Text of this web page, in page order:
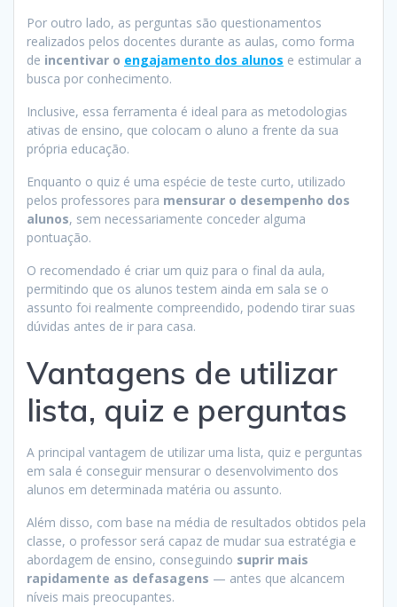
Por outro lado, as perguntas são questionamentos
realizados pelos docentes durante as aulas, como forma
de incentivar o engajamento dos alunos e estimular a
busca por conhecimento.
Inclusive, essa ferramenta é ideal para as metodologias
ativas de ensino, que colocam o aluno a frente da sua
própria educação.
Enquanto o quiz é uma espécie de teste curto, utilizado
pelos professores para mensurar o desempenho dos
alunos, sem necessariamente conceder alguma
pontuação.
O recomendado é criar um quiz para o final da aula,
permitindo que os alunos testem ainda em sala se o
assunto foi realmente compreendido, podendo tirar suas
dúvidas antes de ir para casa.
Vantagens de utilizar
lista, quiz e perguntas
A principal vantagem de utilizar uma lista, quiz e perguntas
em sala é conseguir mensurar o desenvolvimento dos
alunos em determinada matéria ou assunto.
Além disso, com base na média de resultados obtidos pela
classe, o professor será capaz de mudar sua estratégia e
abordagem de ensino, conseguindo suprir mais
rapidamente as defasagens — antes que alcancem
níveis mais preocupantes.